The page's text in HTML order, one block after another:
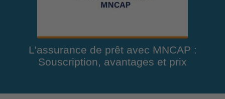
L'assurance de prêt avec MNCAP :
Souscription, avantages et prix